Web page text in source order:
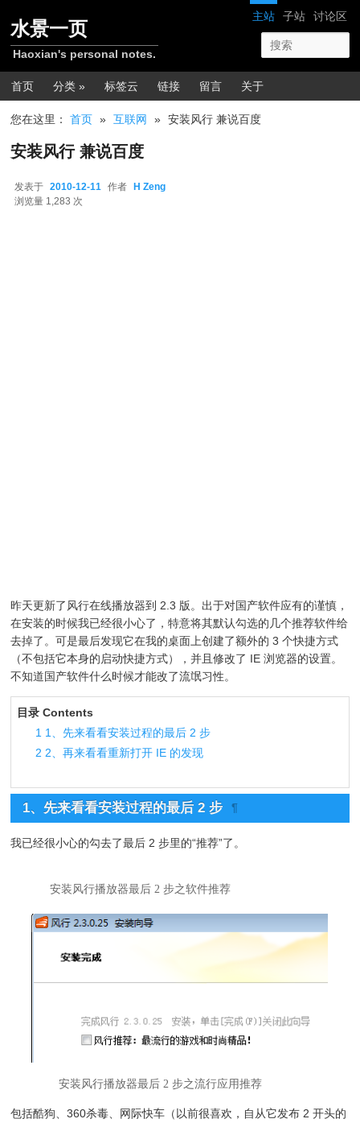
网站导航
主站 子站 讨论区
水景一页
Haoxian's personal notes.
主菜单
首页 分类 » 标签云 链接 留言 关于
您在这里：首页 » 互联网 » 安装风行 兼说百度
安装风行 兼说百度
发表于 2010-12-11 作者 H Zeng
浏览量 1,283 次
昨天更新了风行在线播放器到 2.3 版。出于对国产软件应有的谨慎，
在安装的时候我已经很小心了，特意将其默认勾选的几个推荐软件给
去掉了。可是最后发现它在我的桌面上创建了额外的 3 个快捷方式
（不包括它本身的启动快捷方式），并且修改了 IE 浏览器的设置。
不知道国产软件什么时候才能改了流氓习性。
目录 Contents
1 1、先来看看安装过程的最后 2 步
2 2、再来看看重新打开 IE 的发现
1、先来看看安装过程的最后 2 步 ¶
我已经很小心的勾去了最后 2 步里的“推荐”了。
安装风行播放器最后 2 步之软件推荐
安装风行播放器最后 2 步之流行应用推荐
包括酷狗、360杀毒、网际快车（以前很喜欢，自从它发布 2 开头的